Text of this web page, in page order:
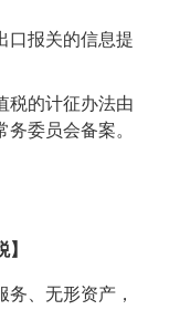
口报关的信息提
税的计征办法由
委员会备案。
、无形资产，